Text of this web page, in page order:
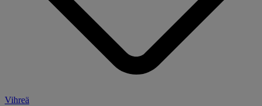
Vihreä